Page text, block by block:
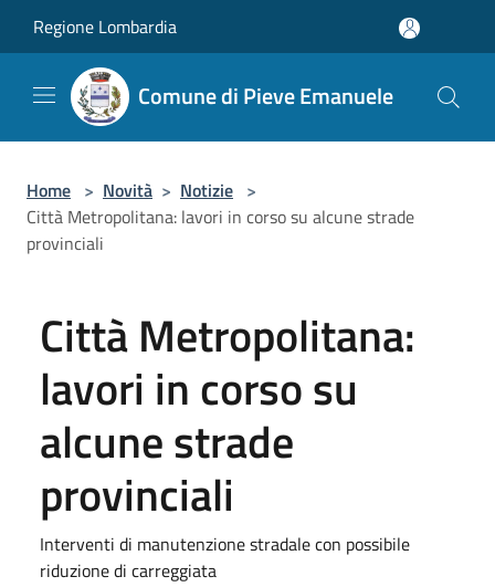
Regione Lombardia
Comune di Pieve Emanuele
Home > Novità > Notizie >
Città Metropolitana: lavori in corso su alcune strade
provinciali
Città Metropolitana:
lavori in corso su
alcune strade
provinciali
Interventi di manutenzione stradale con possibile
riduzione di carreggiata